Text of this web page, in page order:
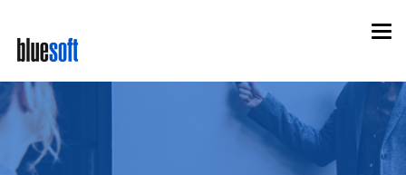
main
content